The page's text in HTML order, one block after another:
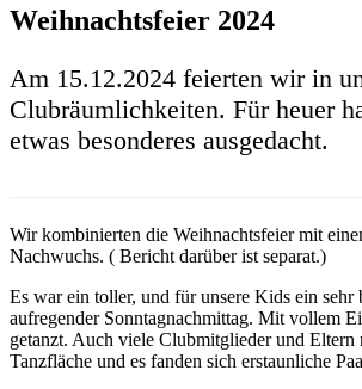
Search
Weihnachtsfeier 2024
Am 15.12.2024 feierten wir in
Clubräumlichkeiten. Für heuer
etwas besonderes ausgedacht.
Wir kombinierten die Weihnachtsfeier mit
Nachwuchs. ( Bericht darüber ist separat.)
Es war ein toller, und für unsere Kids ein sehr
aufregender Sonntagnachmittag. Mit vollem
getanzt. Auch viele Clubmitglieder und Eltern
Tanzfläche und es fanden sich erstaunliche